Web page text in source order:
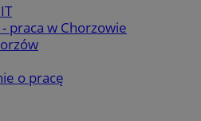
praca w Chorzowie
o pracę